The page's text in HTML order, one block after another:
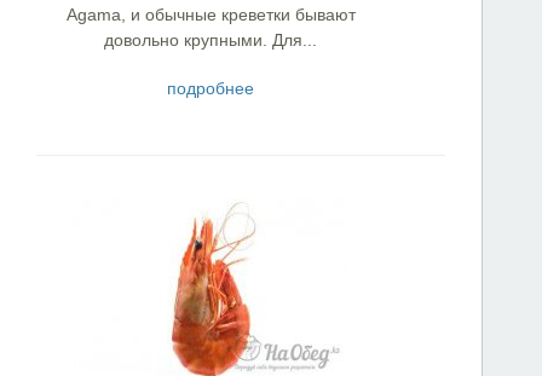
Agama, и обычные креветки бывают
довольно крупными. Для...
подробнее